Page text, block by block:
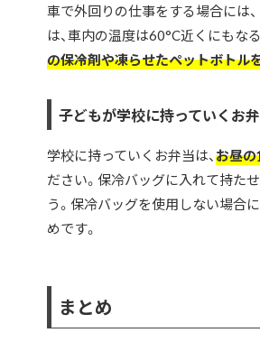
車で外回りの仕事をする場合には
は、車内の温度は60°C近くにもな
の保冷剤や凍らせたペットボトル
子どもが学校に持っていくお
学校に持っていくお弁当は、お昼
ださい。保冷バッグに入れて持た
う。保冷バッグを使用しない場合
めです。
まとめ